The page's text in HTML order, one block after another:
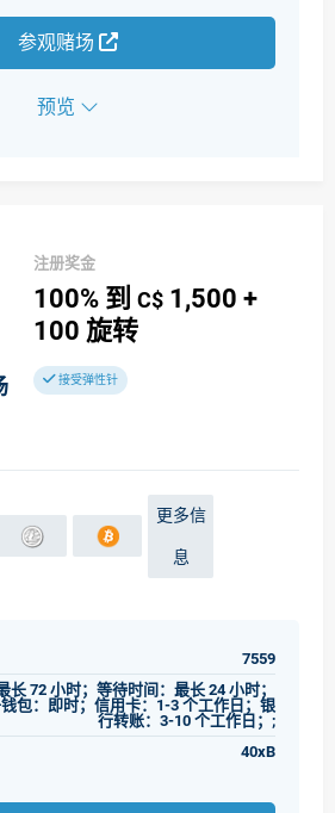
参观赌场
预览
注册奖金
100% 到 C$ 1,500 +
100 旋转
接受弹性针
更多信
息
7559
长 72 小时；等待时间：最长 24 小时；
包：即时；信用卡：1-3 个工作日；银
行转账：3-10 个工作日；;
40xB